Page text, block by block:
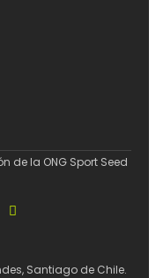
de la ONG Sport Seed
Santiago de Chile.